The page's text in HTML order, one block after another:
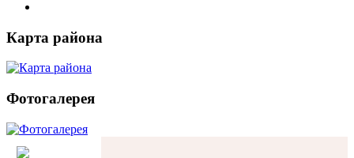
Карта района
Фотогалерея